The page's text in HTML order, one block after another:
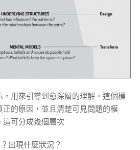
用來引導到愈深層的理解。這個模
的原因，並且清楚可見問題的模
這可分成幾個層次
出現什麼狀況？